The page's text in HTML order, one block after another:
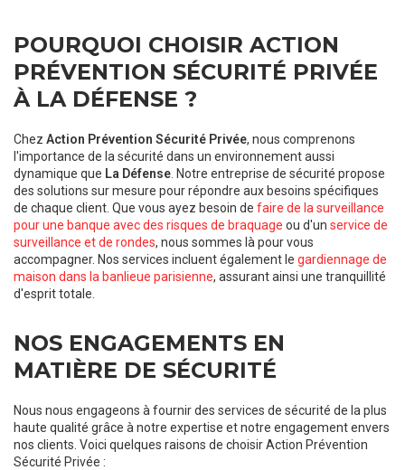
POURQUOI CHOISIR ACTION
PRÉVENTION SÉCURITÉ PRIVÉE
À LA DÉFENSE ?
Chez Action Prévention Sécurité Privée, nous comprenons
l'importance de la sécurité dans un environnement aussi
dynamique que La Défense . Notre entreprise de sécurité propose
des solutions sur mesure pour répondre aux besoins spécifiques
de chaque client. Que vous ayez besoin de faire de la surveillance
pour une banque avec des risques de braquage ou d'un service de
surveillance et de rondes, nous sommes là pour vous
accompagner. Nos services incluent également le gardiennage de
maison dans la banlieue parisienne, assurant ainsi une tranquillité
d'esprit totale.
NOS ENGAGEMENTS EN
MATIÈRE DE SÉCURITÉ
Nous nous engageons à fournir des services de sécurité de la plus
haute qualité grâce à notre expertise et notre engagement envers
nos clients. Voici quelques raisons de choisir Action Prévention
Sécurité Privée :